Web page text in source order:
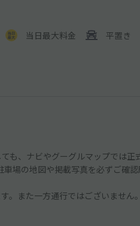
当日最大料金 平置き
、ナビやグーグルマップでは正
場の地図や掲載写真を必ずご確認
。また一方通行ではございません